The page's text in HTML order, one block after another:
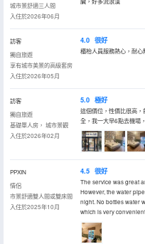
城市景舒適三人間
入住於2026年06月
訪客
獨自旅遊
享有城市美景的高級套房
入住於2026年05月
4.0 很好
櫃枱人員服務熱心，耐心
訪客
獨自旅遊
基礎單人房， 城市景觀
入住於2026年02月
5.0 極好
這個價位，性價比很高
全，我一大早6點去機場
PPXIN
情侶
市景舒適雙人間或雙床間
入住於2025年10月
4.5 很好
The service was great
However, the water
night. No bottles water
which is very convenient.